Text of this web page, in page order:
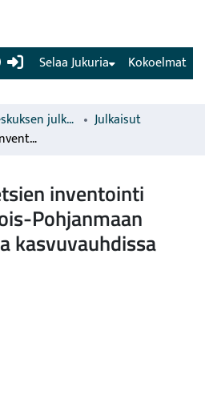
(current) Kokoelmat
Selaa Jukuria
Luonnonvarakeskuksen julkaisut
Julkaisut
Valtakunnan metsien inventointi valmistui - Pohjois-Pohjanmaan metsät huimassa kasvuvauhdissa
inventointi
Pohjanmaan
kasvuvauhdissa